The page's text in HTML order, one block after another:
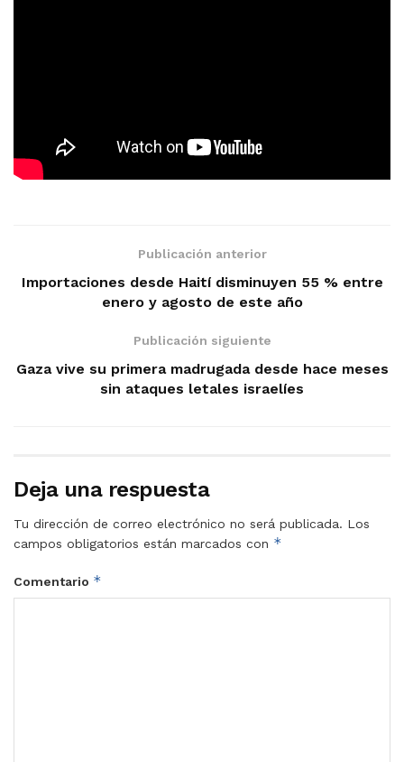
Publicación anterior
Importaciones desde Haití disminuyen 55 % entre
enero y agosto de este año
Publicación siguiente
Gaza vive su primera madrugada desde hace meses
sin ataques letales israelíes
Deja una respuesta
Tu dirección de correo electrónico no será publicada. Los
campos obligatorios están marcados con *
Comentario *